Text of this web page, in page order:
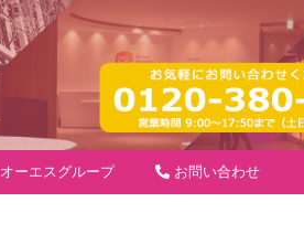
オーエスグループ お問い合わせ